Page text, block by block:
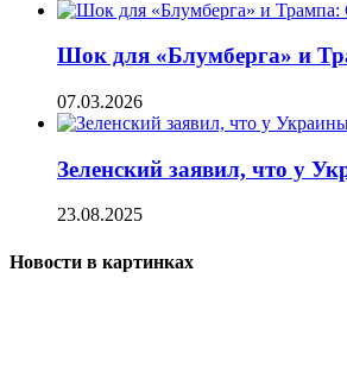
Шок для «Блумберга» и
07.03.2026
Зеленский заявил, что у
23.08.2025
Новости в картинках